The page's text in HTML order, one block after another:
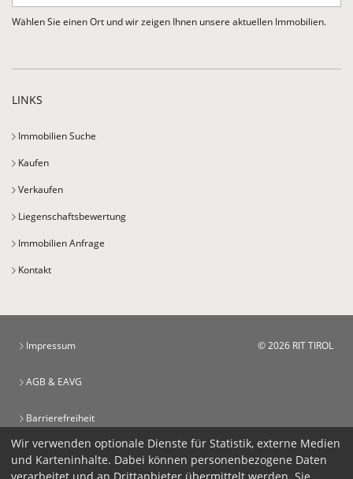
Wählen Sie einen Ort und wir zeigen Ihnen unsere aktuellen Immobilien.
LINKS
Immobilien Suche
Kaufen
Verkaufen
Liegenschaftsbewertung
Immobilien Anfrage
Kontakt
Impressum
AGB & EAVG
Barrierefreiheit
Datenschutz
© 2026 RIT TIROL
Wir verwenden optionale Dienste für Statistik, externe Medien
und Karteninhalte. Dabei können personenbezogene Daten